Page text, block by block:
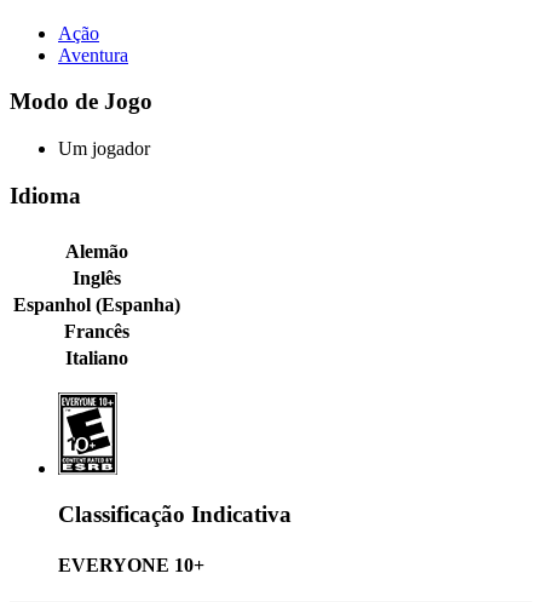
Ação
Aventura
Modo de Jogo
Um jogador
Idioma
Alemão
Inglês
Espanhol (Espanha)
Francês
Italiano
Classificação Indicativa
EVERYONE 10+